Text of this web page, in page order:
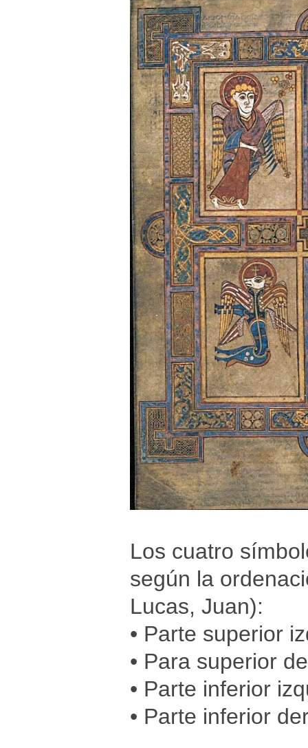
Los cuatro
según la
Lucas, Juan):
• Parte superior
• Para superior
• Parte inferior
• Parte inferior